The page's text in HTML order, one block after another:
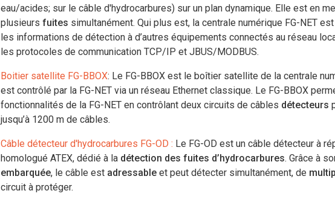
eau/acides; sur le câble d'hydrocarbures) sur un plan dynamique. Elle est en
plusieurs fuites simultanément. Qui plus est, la centrale numérique FG-NET
les informations de détection à d’autres équipements connectés au réseau
les protocoles de communication TCP/IP et JBUS/MODBUS.
Boitier satellite FG-BBOX: Le FG-BBOX est le boîtier satellite de la centrale
est contrôlé par la FG-NET via un réseau Ethernet classique. Le FG-BBOX
fonctionnalités de la FG-NET en contrôlant deux circuits de câbles détecteurs
jusqu’à 1200 m de câbles.
Câble détecteur d'hydrocarbures FG-OD : Le FG-OD est un câble détecteur à
homologué ATEX, dédié à la détection des fuites d’hydrocarbures. Grâce à
embarquée, le câble est adressable et peut détecter simultanément, de
circuit à protéger.